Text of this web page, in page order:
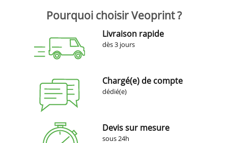
Pourquoi choisir Veoprint ?
Livraison rapide
dès 3 jours
Chargé(e) de compte
dédié(e)
Devis sur mesure
sous 24h